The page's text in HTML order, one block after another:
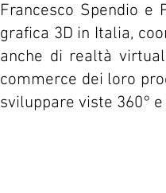
Francesco Spendio
grafica 3D in Italia,
anche di realtà
commerce dei loro
sviluppare viste 360°